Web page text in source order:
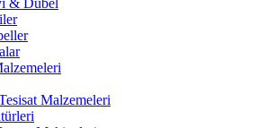
& Dübel
Malzemeleri